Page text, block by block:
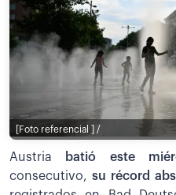
[Foto referencial ] /
Austria batió este
consecutivo,su récord